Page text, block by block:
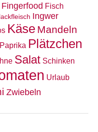
Fingerfood Fisch
Ingwer
Käse Mandeln
Paprika Plätzchen
Salat Schinken
Urlaub
Zwiebeln